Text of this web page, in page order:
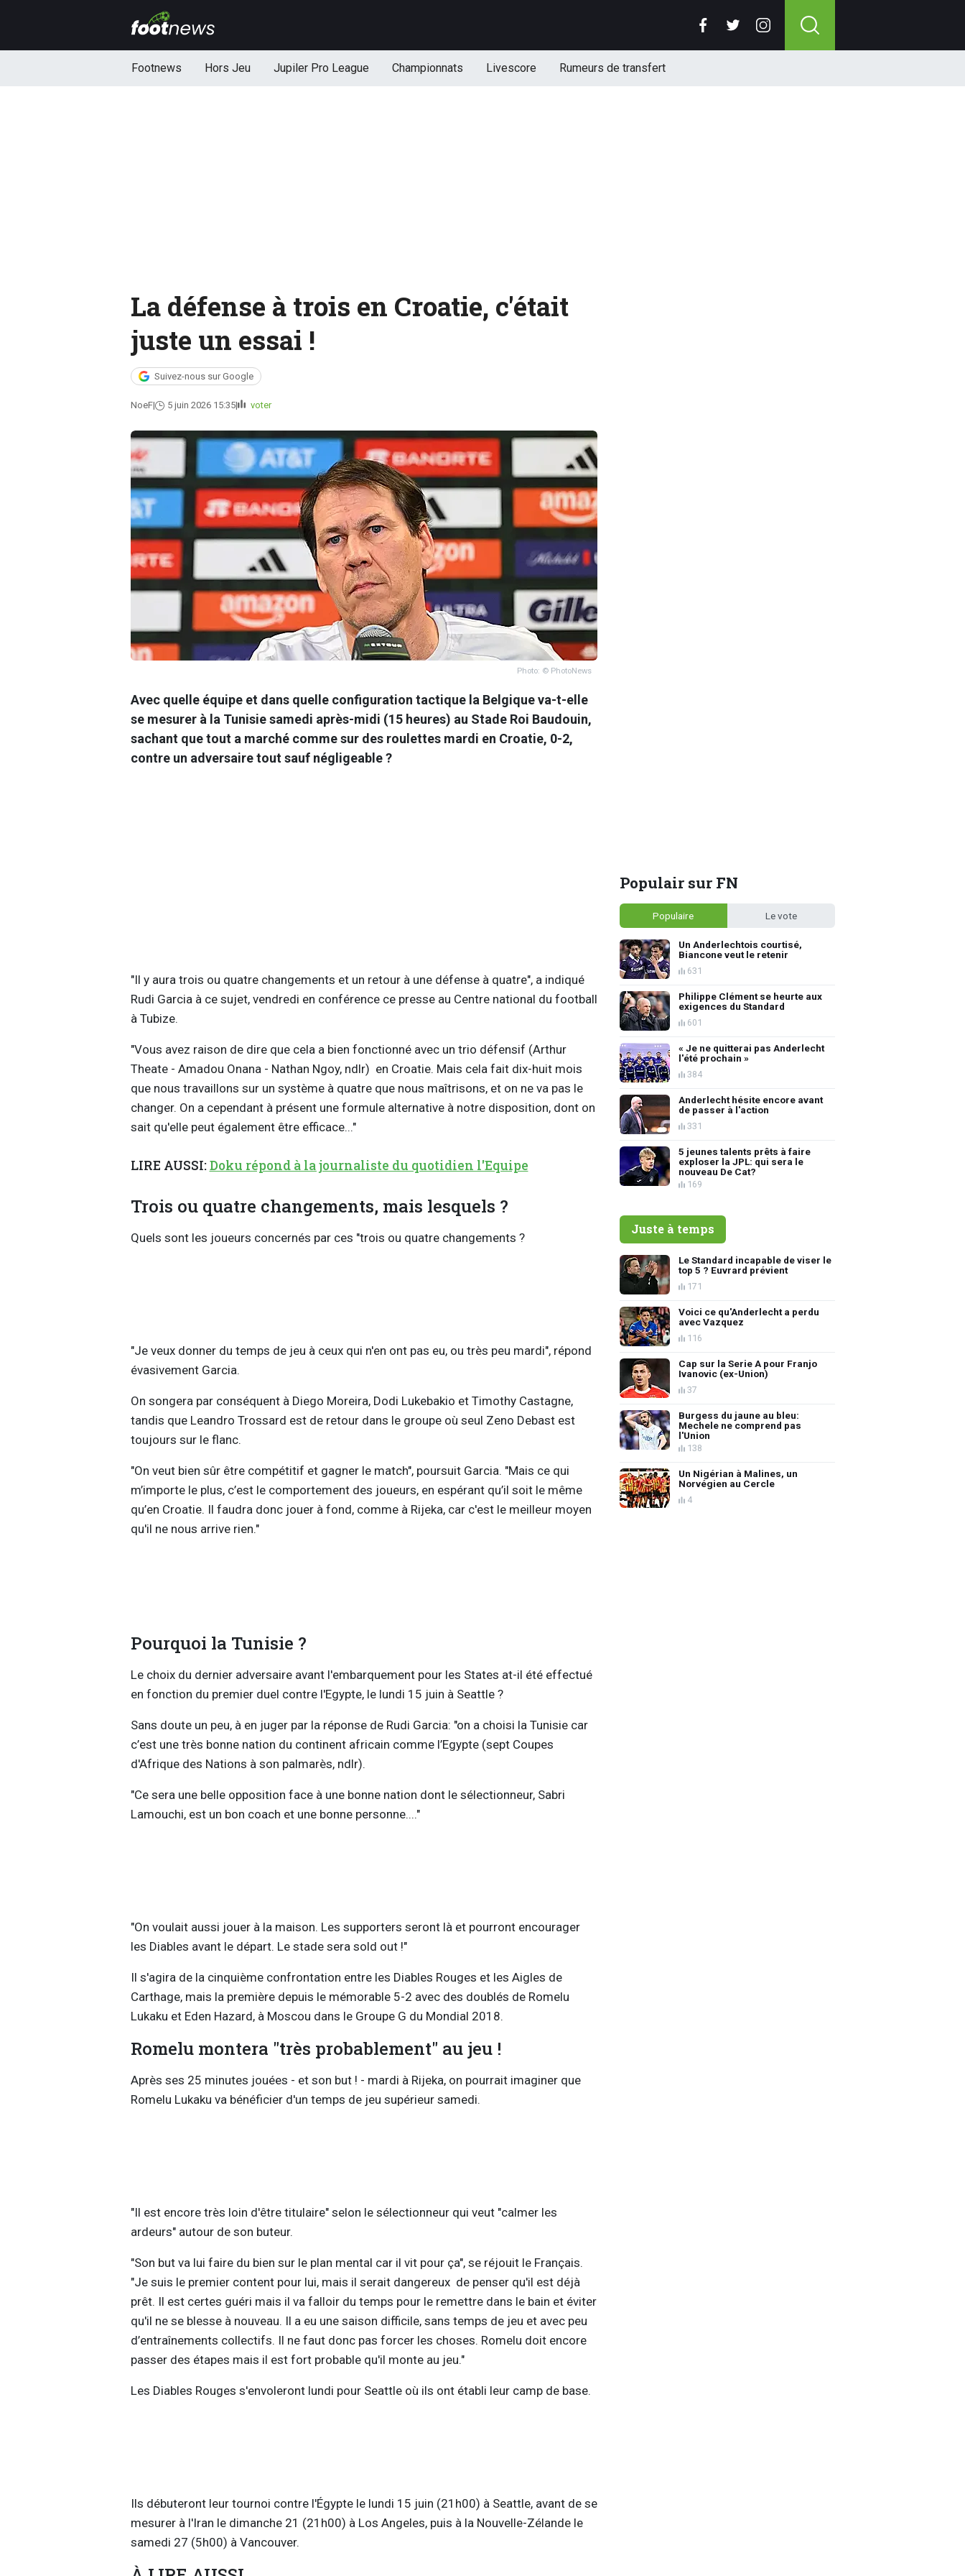
Footnews Hors Jeu Jupiler Pro League Championnats Livescore Rumeurs de transfert
La défense à trois en Croatie, c'était
juste un essai !
Suivez-nous sur Google
NoeF 5 juin 2026 15:35 voter
Photo: © PhotoNews
Avec quelle équipe et dans quelle configuration tactique la Belgique va-t-elle
se mesurer à la Tunisie samedi après-midi (15 heures) au Stade Roi Baudouin,
sachant que tout a marché comme sur des roulettes mardi en Croatie, 0-2,
contre un adversaire tout sauf négligeable ?
"Il y aura trois ou quatre changements et un retour à une défense à quatre", a indiqué
Rudi Garcia à ce sujet, vendredi en conférence ce presse au Centre national du football
à Tubize.
"Vous avez raison de dire que cela a bien fonctionné avec un trio défensif (Arthur
Theate - Amadou Onana - Nathan Ngoy, ndlr) en Croatie. Mais cela fait dix-huit mois
que nous travaillons sur un système à quatre que nous maîtrisons, et on ne va pas le
changer. On a cependant à présent une formule alternative à notre disposition, dont on
sait qu'elle peut également être efficace..."
LIRE AUSSI:Doku répond à la journaliste du quotidien l'Equipe
Trois ou quatre changements, mais lesquels ?
Quels sont les joueurs concernés par ces "trois ou quatre changements ?
"Je veux donner du temps de jeu à ceux qui n'en ont pas eu, ou très peu mardi", répond
évasivement Garcia.
On songera par conséquent à Diego Moreira, Dodi Lukebakio et Timothy Castagne,
tandis que Leandro Trossard est de retour dans le groupe où seul Zeno Debast est
toujours sur le flanc.
"On veut bien sûr être compétitif et gagner le match", poursuit Garcia. "Mais ce qui
m’importe le plus, c’est le comportement des joueurs, en espérant qu’il soit le même
qu’en Croatie. Il faudra donc jouer à fond, comme à Rijeka, car c'est le meilleur moyen
qu'il ne nous arrive rien."
Pourquoi la Tunisie ?
Le choix du dernier adversaire avant l'embarquement pour les States at-il été effectué
en fonction du premier duel contre l'Egypte, le lundi 15 juin à Seattle ?
Sans doute un peu, à en juger par la réponse de Rudi Garcia: "on a choisi la Tunisie car
c’est une très bonne nation du continent africain comme l’Egypte (sept Coupes
d'Afrique des Nations à son palmarès, ndlr).
"Ce sera une belle opposition face à une bonne nation dont le sélectionneur, Sabri
Lamouchi, est un bon coach et une bonne personne...."
"On voulait aussi jouer à la maison. Les supporters seront là et pourront encourager
les Diables avant le départ. Le stade sera sold out !"
Il s'agira de la cinquième confrontation entre les Diables Rouges et les Aigles de
Carthage, mais la première depuis le mémorable 5-2 avec des doublés de Romelu
Lukaku et Eden Hazard, à Moscou dans le Groupe G du Mondial 2018.
Romelu montera "très probablement" au jeu !
Après ses 25 minutes jouées - et son but ! - mardi à Rijeka, on pourrait imaginer que
Romelu Lukaku va bénéficier d'un temps de jeu supérieur samedi.
"Il est encore très loin d'être titulaire" selon le sélectionneur qui veut "calmer les
ardeurs" autour de son buteur.
"Son but va lui faire du bien sur le plan mental car il vit pour ça", se réjouit le Français.
"Je suis le premier content pour lui, mais il serait dangereux de penser qu'il est déjà
prêt. Il est certes guéri mais il va falloir du temps pour le remettre dans le bain et éviter
qu'il ne se blesse à nouveau. Il a eu une saison difficile, sans temps de jeu et avec peu
d’entraînements collectifs. Il ne faut donc pas forcer les choses. Romelu doit encore
passer des étapes mais il est fort probable qu'il monte au jeu."
Les Diables Rouges s'envoleront lundi pour Seattle où ils ont établi leur camp de base.
Ils débuteront leur tournoi contre l'Égypte le lundi 15 juin (21h00) à Seattle, avant de se
mesurer à l'Iran le dimanche 21 (21h00) à Los Angeles, puis à la Nouvelle-Zélande le
samedi 27 (5h00) à Vancouver.
Populair sur FN
Populaire Le vote
Un Anderlechtois courtisé,
Biancone veut le retenir
631
Philippe Clément se heurte aux
exigences du Standard
601
« Je ne quitterai pas Anderlecht
l'été prochain »
384
Anderlecht hésite encore avant
de passer à l'action
331
5 jeunes talents prêts à faire
exploser la JPL: qui sera le
nouveau De Cat?
169
Juste à temps
Le Standard incapable de viser le
top 5 ? Euvrard prévient
171
Voici ce qu'Anderlecht a perdu
avec Vazquez
116
Cap sur la Serie A pour Franjo
Ivanovic (ex-Union)
37
Burgess du jaune au bleu:
Mechele ne comprend pas
l'Union
138
Un Nigérian à Malines, un
Norvégien au Cercle
4